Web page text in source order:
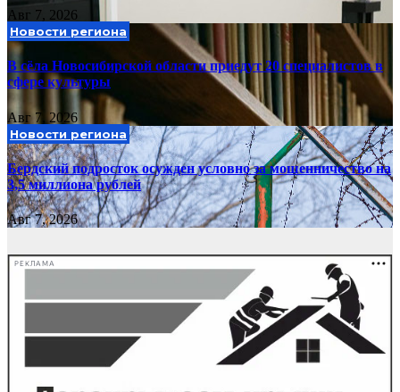
Авг 7, 2026
Новости региона
В сёла Новосибирской области приедут 20 специалистов в
сфере культуры
Авг 7, 2026
Новости региона
Бердский подросток осужден условно за мошенничество на
3,5 миллиона рублей
Авг 7, 2026
РЕКЛАМА